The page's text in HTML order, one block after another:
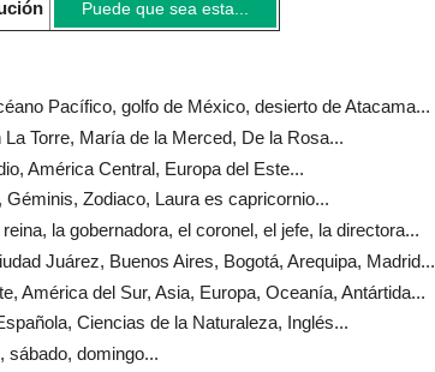
Puede que sea esta...
Pacífico, golfo de México, desierto de Atacama...
La Torre, María de la Merced, De la Rosa...
América Central, Europa del Este...
Zodiaco, Laura es capricornio...
la gobernadora, el coronel, el jefe, la directora...
Juárez, Buenos Aires, Bogotá, Arequipa, Madrid...
América del Sur, Asia, Europa, Oceanía, Antártida...
Ciencias de la Naturaleza, Inglés...
sábado, domingo...